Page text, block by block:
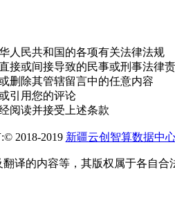
人民共和国的各项有关法律法规
接或间接导致的民事或刑事法律
删除其管辖留言中的任意内容
引用您的评论
阅读并接受上述条款
2018-2019 新疆云创智算数据中
译的内容等，其版权属于各自合